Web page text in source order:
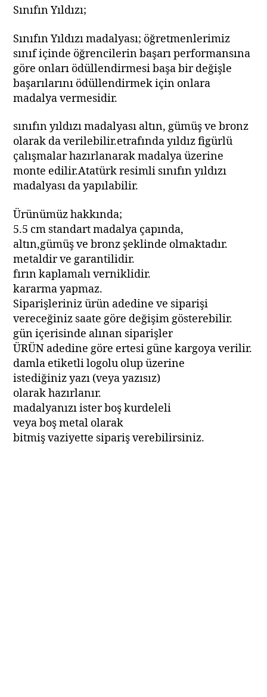
Sınıfın Yıldızı;
Sınıfın Yıldızı madalyası; öğretmenlerimiz
sınıf içinde öğrencilerin başarı performansına
göre onları ödüllendirmesi başa bir değişle
başarılarını ödüllendirmek için onlara
madalya vermesidir.
sınıfın yıldızı madalyası altın, gümüş ve bronz
olarak da verilebilir.etrafında yıldız figürlü
çalışmalar hazırlanarak madalya üzerine
monte edilir.Atatürk resimli sınıfın yıldızı
madalyası da yapılabilir.
Ürünümüz hakkında;
5.5 cm standart madalya çapında,
altın,gümüş ve bronz şeklinde olmaktadır.
metaldir ve garantilidir.
fırın kaplamalı verniklidir.
kararma yapmaz.
Siparişleriniz ürün adedine ve siparişi
vereceğiniz saate göre değişim gösterebilir.
gün içerisinde alınan siparişler
ÜRÜN adedine göre ertesi güne kargoya verilir.
damla etiketli logolu olup üzerine
istediğiniz yazı (veya yazısız)
olarak hazırlanır.
madalyanızı ister boş kurdeleli
veya boş metal olarak
bitmiş vaziyette sipariş verebilirsiniz.